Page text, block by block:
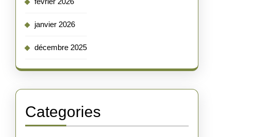
janvier 2026
décembre 2025
Categories